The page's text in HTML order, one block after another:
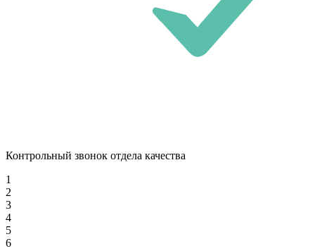
Контрольный звонок отдела качества
1
2
3
4
5
6